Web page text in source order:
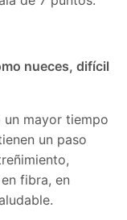
nueces, difícil
un mayor tiempo
un paso
fibra, en